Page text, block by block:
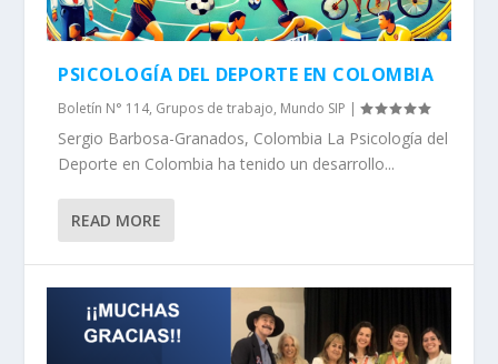
PSICOLOGÍA DEL DEPORTE EN COLOMBIA
Boletín N° 114, Grupos de trabajo, Mundo SIP |
Sergio Barbosa-Granados, Colombia La Psicología del
Deporte en Colombia ha tenido un desarrollo...
READ MORE